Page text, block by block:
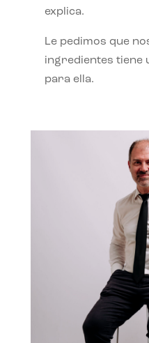
explica.
Le pedimos que
ingredientes tiene
para ella.